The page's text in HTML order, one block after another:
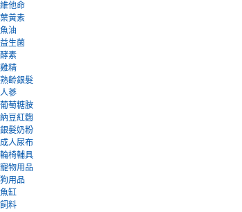
維他命
葉黃素
魚油
益生菌
酵素
雞精
熟齡銀髮
人蔘
葡萄糖胺
納豆紅麴
銀髮奶粉
成人尿布
輪椅輔具
寵物用品
狗用品
魚缸
飼料